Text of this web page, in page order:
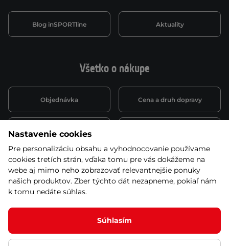
Všetko o nákupe
Objednávka Cena a druh dopravy
Spôsob platby
Montáž a servis Reklamácie a záruka
Kariéra
Blog inSPORTline Aktuality
Nastavenie cookies
Pre personalizáciu obsahu a vyhodnocovanie používame
cookies tretích strán, vďaka tomu pre vás dokážeme na
webe aj mimo neho zobrazovať relevantnejšie ponuky
našich produktov. Zber týchto dát nezapneme, pokiaľ nám
k tomu nedáte súhlas.
Súhlasím